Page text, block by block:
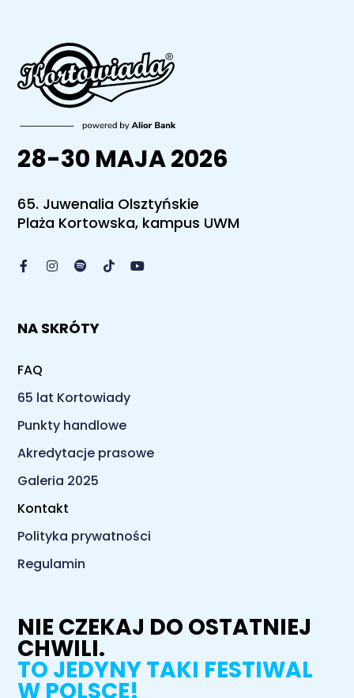
28-30 MAJA 2026
65. Juwenalia Olsztyńskie
Plaża Kortowska, kampus UWM
NA SKRÓTY
FAQ
65 lat Kortowiady
Punkty handlowe
Akredytacje prasowe
Galeria 2025
Kontakt
Polityka prywatności
Regulamin
NIE CZEKAJ DO OSTATNIEJ
CHWILI.
TO JEDYNY TAKI FESTIWAL
W POLSCE!